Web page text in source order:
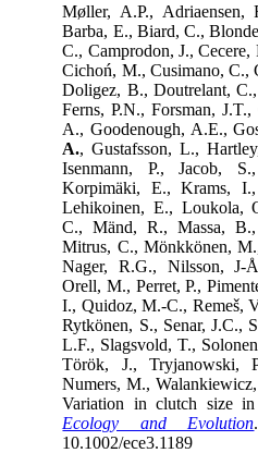
Møller, A.P., Adriaensen,
Barba, E., Biard, C.,
C., Camprodon, J.,
Cichoń, M., Cusimano, C.,
Doligez, B., Doutrelant,
Ferns, P.N., Forsman,
A., Goodenough, A.E.,
A., Gustafsson, L.,
Isenmann, P., Jacob,
Korpimäki, E., Krams,
Lehikoinen, E., Loukola,
C., Mänd, R., Massa,
Mitrus, C., Mönkkönen,
Nager, R.G., Nilsson, J-
Orell, M., Perret, P.,
I., Quidoz, M.-C., Remeš,
Rytkönen, S., Senar, J.C.,
L.F., Slagsvold, T.,
Török, J., Tryjanowski,
Numers, M.,
Variation in clutch size
Ecology and Evolution
10.1002/ece3.1189